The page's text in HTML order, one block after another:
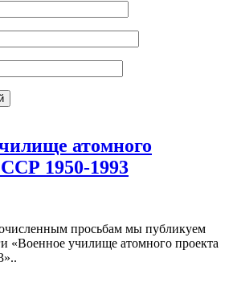
атомного
1950-1993
просьбам мы публикуем
«Военное училище атомного проекта